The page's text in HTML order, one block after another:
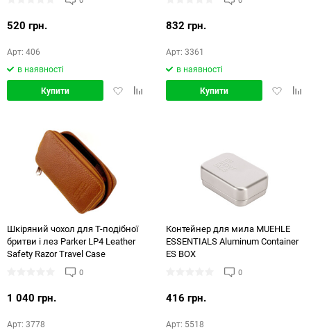
520 грн.
Арт: 406
в наявності
ДодатиДодати
Купити
832 грн.
Арт: 3361
в наявності
Додати
Купити
Шкіряний чохол для Т-подібної
бритви і лез Parker LP4 Leather
Safety Razor Travel Case
0
1 040 грн.
Арт: 3778
Контейнер для мила MUEHLE
ESSENTIALS Aluminum Сontainer
ES BOX
0
416 грн.
Арт: 5518